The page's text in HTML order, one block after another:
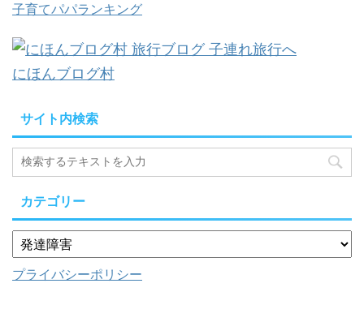
子育てパパランキング
にほんブログ村
サイト内検索
カテゴリー
プライバシーポリシー